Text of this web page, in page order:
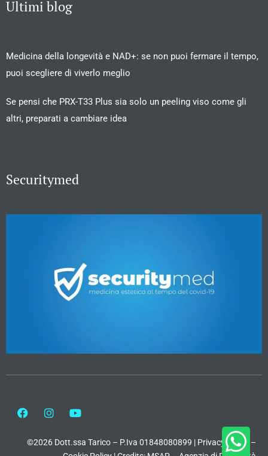
Ultimi blog
Medicina della longevità e NAD+: se non puoi fermare il tempo,
puoi scegliere di viverlo meglio
Se pensi che PRX-T33 Plus sia solo un peeling viso come gli
altri, preparati a cambiare idea
Securitymed
©2026 Dott.ssa Tarico – P.Iva 01848080899 | Privacy Policy –